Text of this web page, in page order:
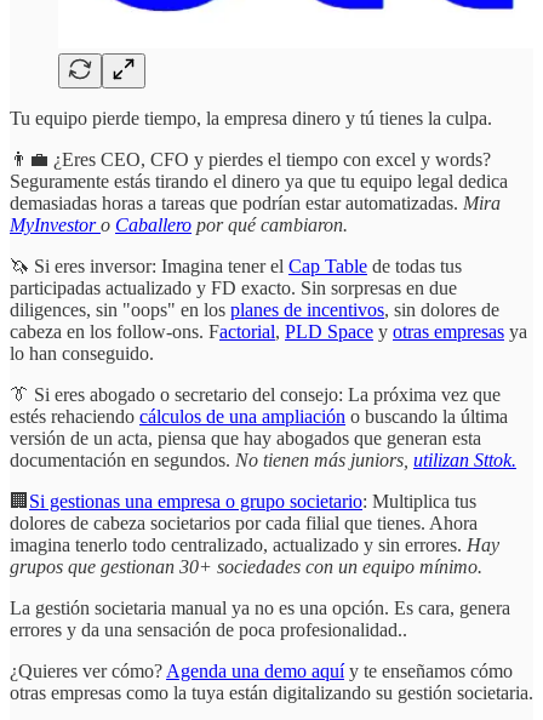
Tu equipo pierde tiempo, la empresa dinero y tú tienes la culpa.
👨‍💼 ¿Eres CEO, CFO y pierdes el tiempo con excel y words?
Seguramente estás tirando el dinero ya que tu equipo legal dedica
demasiadas horas a tareas que podrían estar automatizadas. Mira
MyInvestoro Caballero por qué cambiaron.
🦄 Si eres inversor: Imagina tener el Cap Table de todas tus
participadas actualizado y FD exacto. Sin sorpresas en due
diligences, sin "oops" en los planes de incentivos, sin dolores de
cabeza en los follow-ons. Factorial, PLD Space y otras empresas ya
lo han conseguido.
👔 Si eres abogado o secretario del consejo: La próxima vez que
estés rehaciendo cálculos de una ampliación o buscando la última
versión de un acta, piensa que hay abogados que generan esta
documentación en segundos. No tienen más juniors, utilizan Sttok.
🏢 Si gestionas una empresa o grupo societario: Multiplica tus
dolores de cabeza societarios por cada filial que tienes. Ahora
imagina tenerlo todo centralizado, actualizado y sin errores. Hay
grupos que gestionan 30+ sociedades con un equipo mínimo.
La gestión societaria manual ya no es una opción. Es cara, genera
errores y da una sensación de poca profesionalidad..
¿Quieres ver cómo?Agenda una demo aquíy te enseñamos cómo
otras empresas como la tuya están digitalizando su gestión societaria.